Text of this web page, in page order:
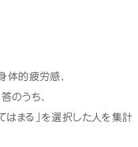
的疲労感、
のうち、
はまる」を選択した人を集計